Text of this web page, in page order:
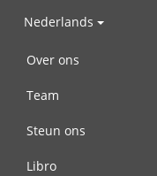
Nederlands
Over ons
Team
Steun ons
Libro